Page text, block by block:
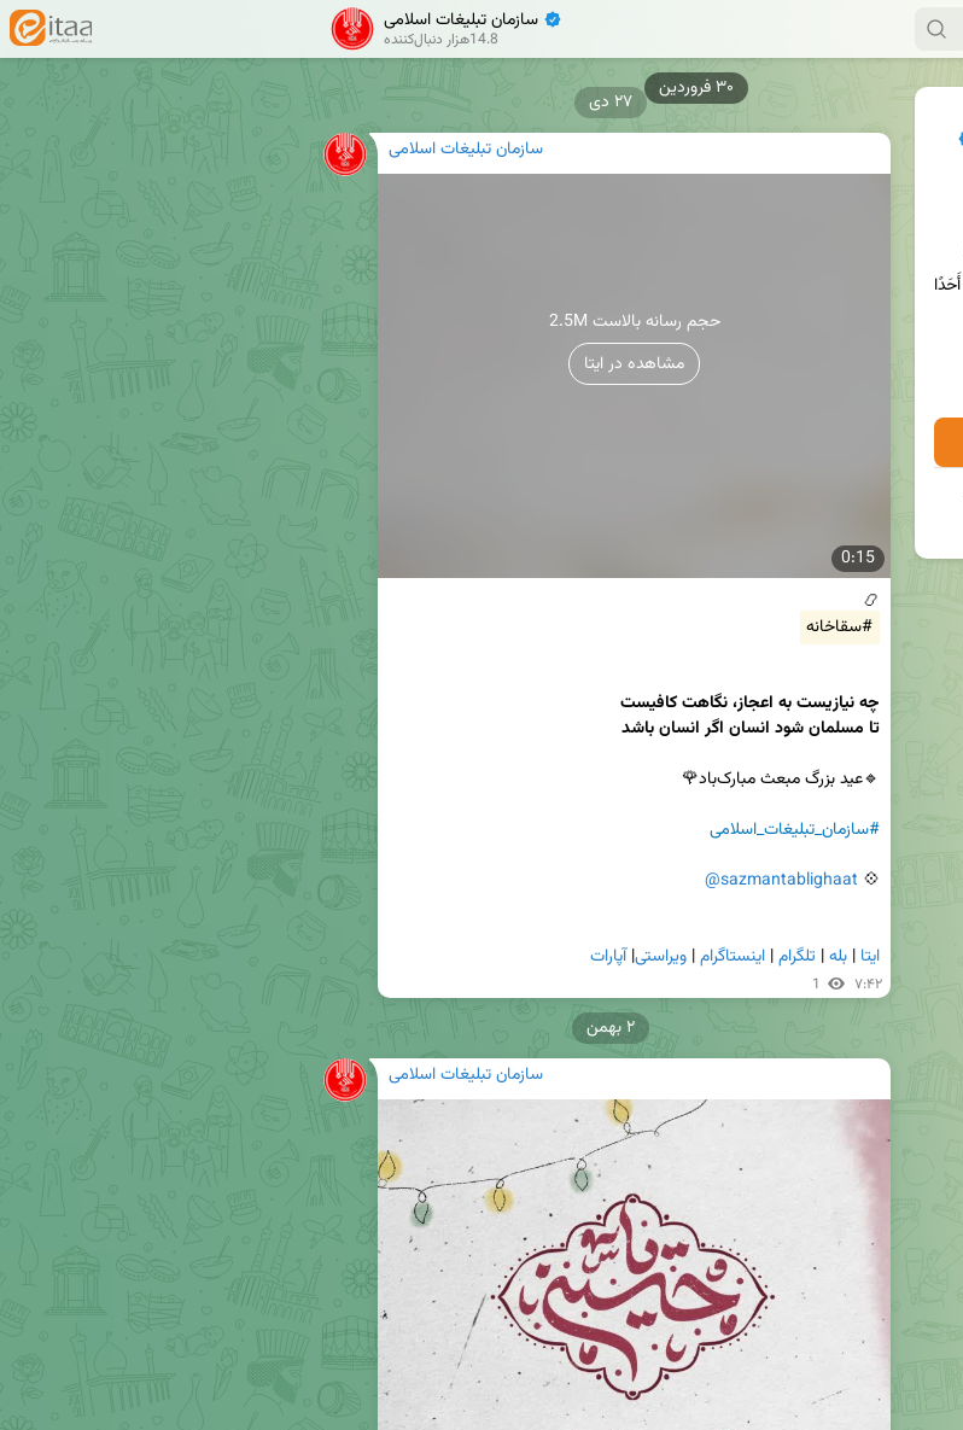
سازمان تبلیغات اسلامی
✔
14.8هزار دنبال‌کننده
سازمان تبلیغات اسلامی
0:15
2.5M حجم رسانه بالاست
مشاهده در ایتا
📿
#سقاخانه
تا مسلمان شود انسان اگر انسان باشد
#سازمان_تبلیغات_اسلامی
💠
@sazmantablighaat
ایتا | بله | تلگرام | اینستاگرام | ویراستی| آپارات
1 ۷:۴۲
۲۷ دی
سازمان تبلیغات اسلامی
۲ بهمن